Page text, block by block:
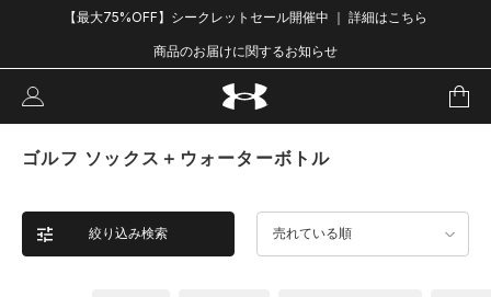
【最大75%OFF】シークレットセール開催中 ｜ 詳細はこちら
商品のお届けに関するお知らせ
ゴルフ ソックス＋ウォーターボトル
絞り込み検索 売れている順